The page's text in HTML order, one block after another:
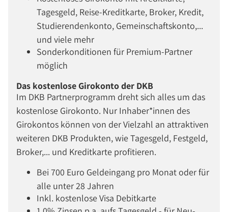
Tagesgeld, Reise-Kreditkarte, Broker, Kredit,
Studierendenkonto, Gemeinschaftskonto,...
und viele mehr
Sonderkonditionen für Premium-Partner
möglich
Das kostenlose Girokonto der DKB
Im DKB Partnerprogramm dreht sich alles um das
kostenlose Girokonto. Nur Inhaber*innen des
Girokontos können von der Vielzahl an attraktiven
weiteren DKB Produkten, wie Tagesgeld, Festgeld,
Broker,... und Kreditkarte profitieren.
Bei 700 Euro Geldeingang pro Monat oder für
alle unter 28 Jahren
Inkl. kostenlose Visa Debitkarte